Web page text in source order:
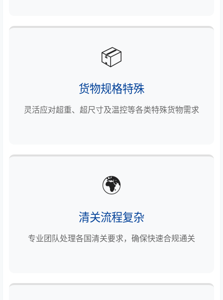
📦
货物规格特殊
灵活应对超重、超尺寸及温控等各类特殊货物需求
🌍
清关流程复杂
专业团队处理各国清关要求，确保快速合规通关